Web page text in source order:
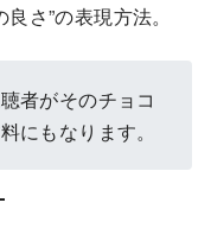
さ”の表現方法。
者がそのチョコ
にもなります。